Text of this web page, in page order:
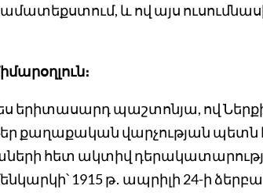
և ով այս
երիտասարդ պաշտոնյա, ով
քաղաքական վարչության պետն
հետ ակտիվ
1915 թ․ ապրիլի 24-ի